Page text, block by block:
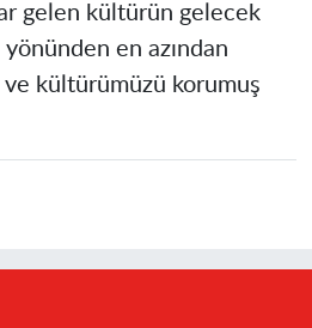
gelen kültürün gelecek
en azından
ve kültürümüzü korumuş